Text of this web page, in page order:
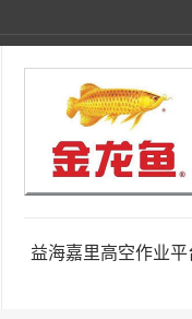
益海嘉里高空作业平台